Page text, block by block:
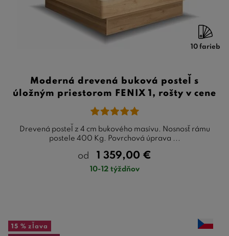
10 farieb
Moderná drevená buková posteľ s
úložným priestorom FENIX 1, rošty v cene
Drevená posteľ z 4 cm bukového masívu. Nosnosť rámu
postele 400 Kg. Povrchová úprava ...
od 1 359,00 €
10-12 týždňov
15 % zľava